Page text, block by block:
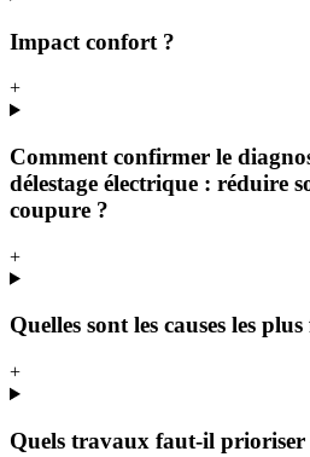
Impact confort ?
+
Comment confirmer le
délestage électrique : réduire
coupure ?
+
Quelles sont les causes les
+
Quels travaux faut-il prioriser